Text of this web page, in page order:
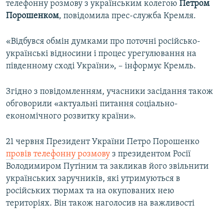
телефонну розмову з українським колегою Петром
Порошенком, повідомила прес-служба Кремля.
«Відбувся обмін думками про поточні російсько-
українські відносини і процес урегулювання на
південному сході України», – інформує Кремль.
Згідно з повідомленням, учасники засідання також
обговорили «актуальні питання соціально-
економічного розвитку країни».
21 червня Президент України Петро Порошенко
провів телефонну розмову з президентом Росії
Володимиром Путіним та закликав його звільнити
українських заручників, які утримуються в
російських тюрмах та на окупованих нею
територіях. Він також наголосив на важливості